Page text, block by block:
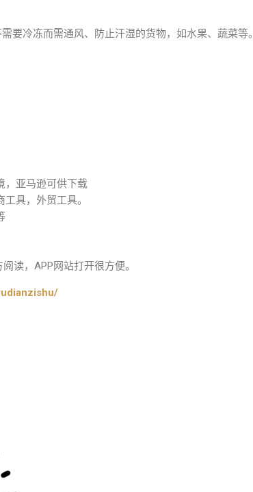
要冷冻而需通风、防止汗湿的货物，如水果、蔬菜等。
，亚马逊可供下载
具，外贸工具。
读，APP网站打开很方便。